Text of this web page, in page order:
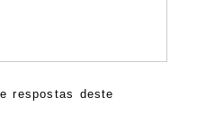
respostas deste